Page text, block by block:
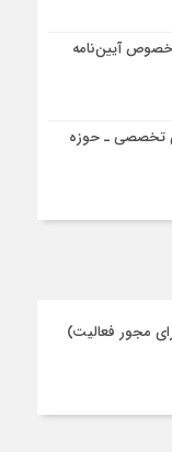
آیین‌نامه‌
تخصصی ـ حوزه
مجور فعالیت)